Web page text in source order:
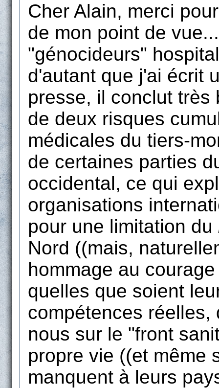
Cher Alain, merci
de mon point de
"génocideurs"
d'autant que j'ai écrit
presse, il conclut très
de deux risques
médicales du tiers-
de certaines parties
occidental, ce qui
organisations
pour une limitation du
Nord ((mais,
hommage au
quelles que soient
compétences
nous sur le "front
propre vie ((et même
manquent à leurs